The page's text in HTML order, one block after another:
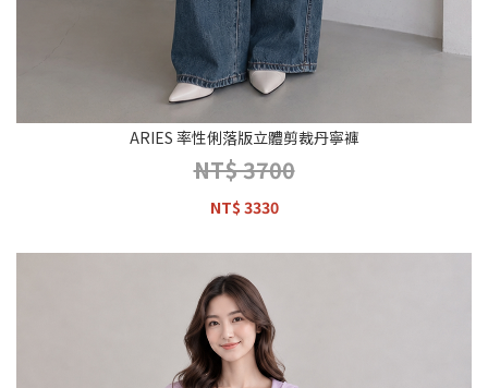
ARIES 率性俐落版立體剪裁丹寧褲
NT$ 3700
NT$ 3330